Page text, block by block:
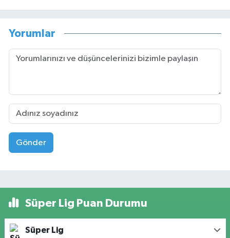
Yorumlar
Gönder
Süper Lig Puan Durumu
Süper Lig